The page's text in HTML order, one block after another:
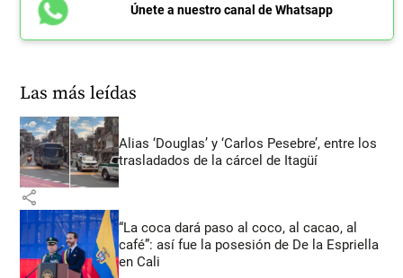
Únete a nuestro canal de Whatsapp
Las más leídas
Alias ‘Douglas’ y ‘Carlos Pesebre’, entre los
trasladados de la cárcel de Itagüí
share
“La coca dará paso al coco, al cacao, al
café”: así fue la posesión de De la Espriella
en Cali